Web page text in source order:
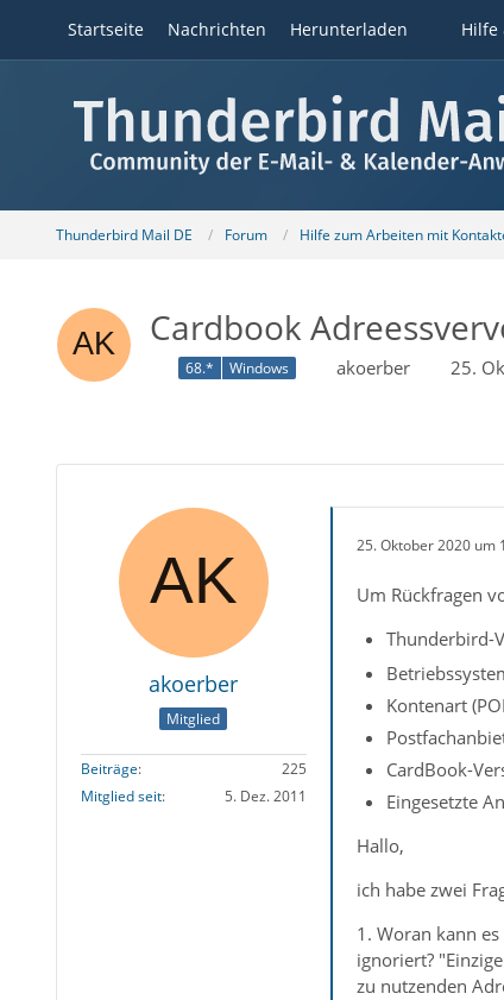
Startseite Nachrichten Herunterladen Hilfe
Thunderbird Mail DE Forum Hilfe zum Arbeiten mit
Cardbook
68.* Windows akoerber 25.
akoerber
Mitglied
Beiträge
225
Mitglied seit
5. Dez. 2011
25. Oktober 2020 um
Um Rückfragen
Thunderbird-
Kontenart
CardBook-
Eingesetzte
Hallo,
ich habe zwei
1. Woran kann
ignoriert?
zu nutzenden